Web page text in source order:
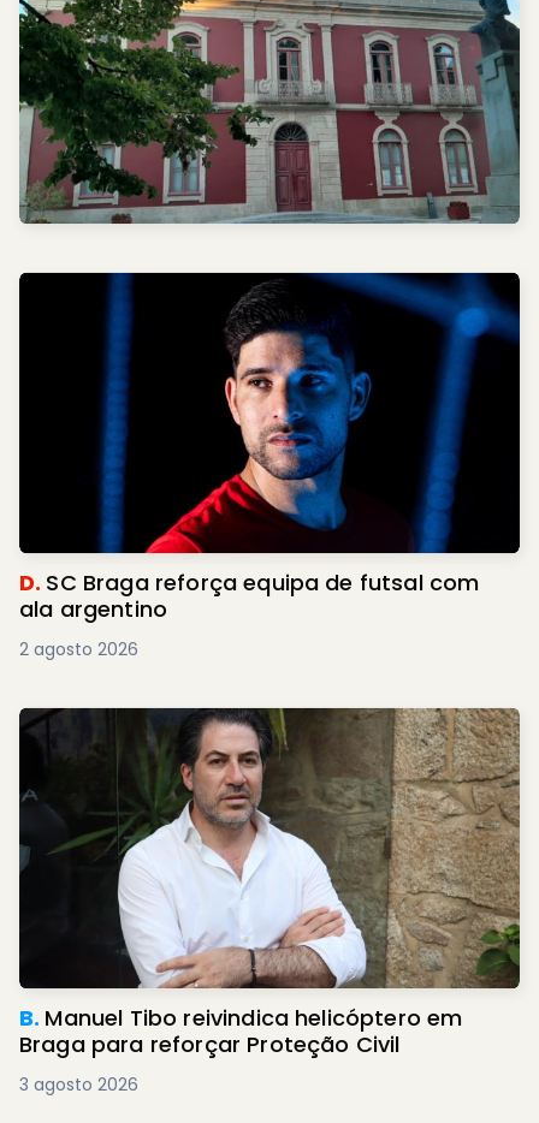
D. SC Braga reforça equipa de futsal com
ala argentino
2 agosto 2026
B. Manuel Tibo reivindica helicóptero em
Braga para reforçar Proteção Civil
3 agosto 2026